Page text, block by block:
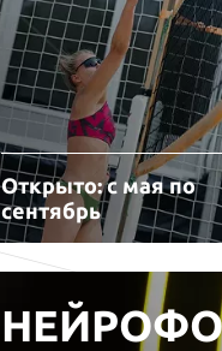
Открыто: с мая по
сентябрь